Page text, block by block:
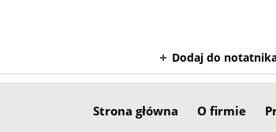
Dodaj do
Strona główna O firmie